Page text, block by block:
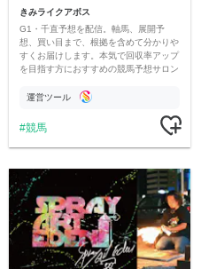
きみライクアボス
G1・千直予想を配信。軸馬、展開予
想、買い目まで、根拠を含めて分かりや
すくお届けします。本気で回収率アップ
を目指す方におすすめの競馬予想サロン
運営ツール
競馬